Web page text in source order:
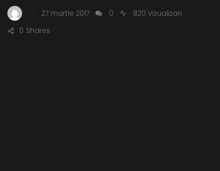
. 27 martie 2017 0
820 Vizualizari
Shares
0